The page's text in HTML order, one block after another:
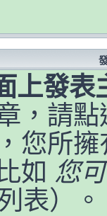
上發表
，請
您所
如 您
表）。